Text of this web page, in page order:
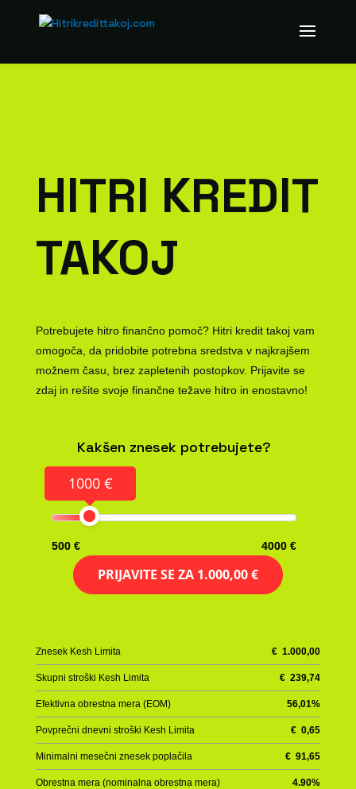
HITRI KREDIT
TAKOJ
Potrebujete hitro finančno pomoč? Hitri kredit takoj vam
omogoča, da pridobite potrebna sredstva v najkrajšem
možnem času, brez zapletenih postopkov. Prijavite se
zdaj in rešite svoje finančne težave hitro in enostavno!
Kakšen znesek potrebujete?
1000 €
500 € 4000 €
PRIJAVITE SE ZA 1.000,00 €
Znesek Kesh Limita €1.000,00
Skupni stroški Kesh Limita €239,74
Efektivna obrestna mera (EOM) 56,01%
Povprečni dnevni stroški Kesh Limita €0,65
Minimalni mesečni znesek poplačila €91,65
Obrestna mera (nominalna obrestna mera) 4.90%